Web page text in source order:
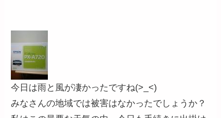
今日は雨と風が凄かったですね(>_<)
みなさんの地域では被害はなかったでしょうか？